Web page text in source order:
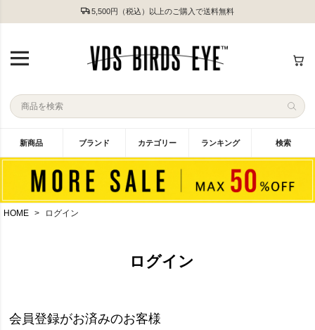
5,500円（税込）以上のご購入で送料無料
新商品 ブランド カテゴリー ランキング 検索
HOME ログイン
ログイン
会員登録がお済みのお客様